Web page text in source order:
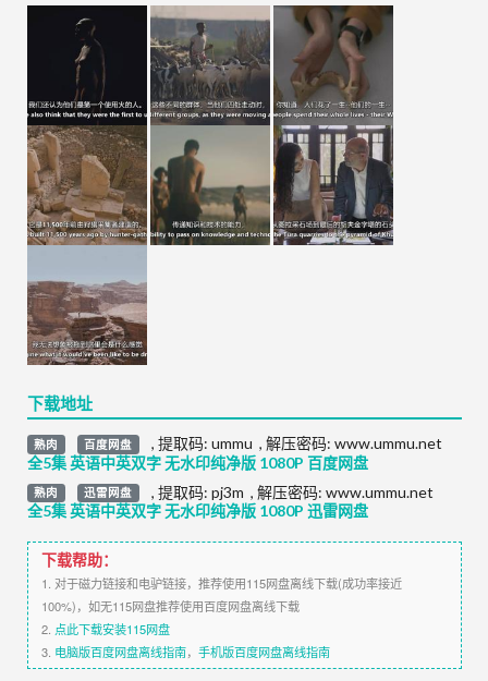
下载地址
熟肉 百度网盘
全5集 英语中英双字 无水印纯净版 1080P 百度网盘
, 提取码: ummu , 解压密码: www.ummu.net
熟肉 迅雷网盘
全5集 英语中英双字 无水印纯净版 1080P 迅雷网盘
, 提取码: pj3m , 解压密码: www.ummu.net
下载帮助：
1. 对于磁力链接和电驴链接，推荐使用115网盘离线下载(成功率接近
100%)，如无115网盘推荐使用百度网盘离线下载
2. 点此下载安装115网盘
3. 电脑版百度网盘离线指南， 手机版百度网盘离线指南